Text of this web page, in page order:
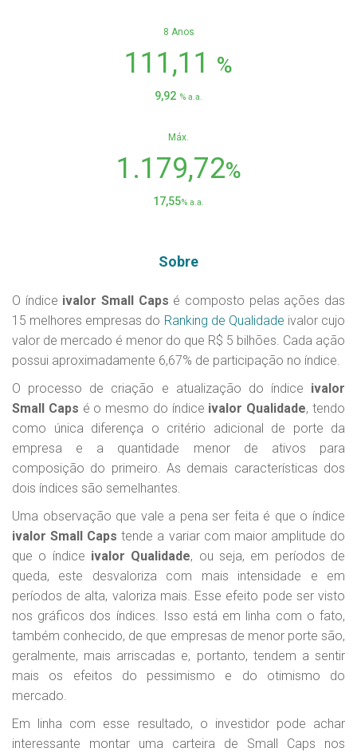
8 Anos
111,11 %
9,92 % a.a.
Máx.
1.179,72%
17,55% a.a.
Sobre
O índice ivalor Small Caps é composto pelas ações das
15 melhores empresas do Ranking de Qualidade ivalor cujo
valor de mercado é menor do que R$ 5 bilhões. Cada ação
possui aproximadamente 6,67% de participação no índice.
O processo de criação e atualização do índice ivalor
Small Caps é o mesmo do índice ivalor Qualidade, tendo
como única diferença o critério adicional de porte da
empresa e a quantidade menor de ativos para
composição do primeiro. As demais características dos
dois índices são semelhantes.
Uma observação que vale a pena ser feita é que o índice
ivalor Small Caps tende a variar com maior amplitude do
que o índice ivalor Qualidade, ou seja, em períodos de
queda, este desvaloriza com mais intensidade e em
períodos de alta, valoriza mais. Esse efeito pode ser visto
nos gráficos dos índices. Isso está em linha com o fato,
também conhecido, de que empresas de menor porte são,
geralmente, mais arriscadas e, portanto, tendem a sentir
mais os efeitos do pessimismo e do otimismo do
mercado.
Em linha com esse resultado, o investidor pode achar
interessante montar uma carteira de Small Caps nos